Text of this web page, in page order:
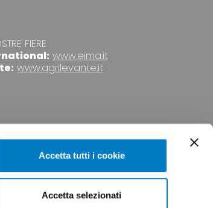
Accetta tutti i cookie
Accetta selezionati
FIERE
www.eima.it
www.agrilevante.it